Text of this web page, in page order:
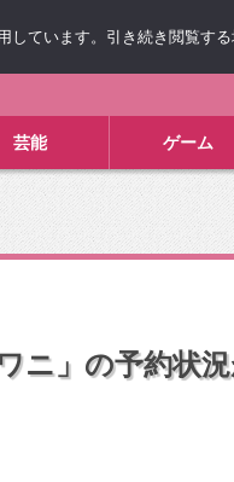
芸能 ゲーム
ニ」の予約状
ています。引き続き閲覧す